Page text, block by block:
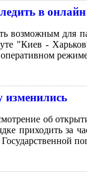
в
возможным для
"Киев -
изменились
об
приходить